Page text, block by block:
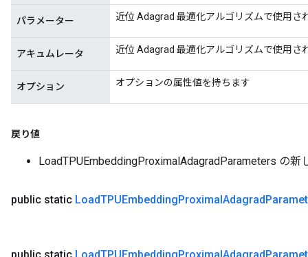
パラメーター 近位 Adagrad 最適化アルゴリズムで使用さ
アキュムレータ 近位 Adagrad 最適化アルゴリズムで使用さ
オプション オプションの属性値を持ちます
戻り値
LoadTPUEmbeddingProximalAdagradParameters の新
public static LoadTPUEmbeddingProximalAdagrad